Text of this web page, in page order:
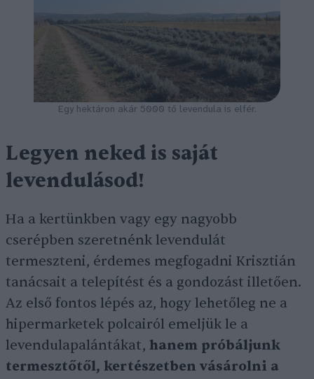
Egy hektáron akár 5000 tő levendula is elfér.
Legyen neked is saját
levendulásod!
Ha a kertünkben vagy egy nagyobb
cserépben szeretnénk levendulát
termeszteni, érdemes megfogadni Krisztián
tanácsait a telepítést és a gondozást illetően.
Az első fontos lépés az, hogy lehetőleg ne a
hipermarketek polcairól emeljük le a
levendulapalántákat, hanem próbáljunk
termesztőtől, kertészetben vásárolni a